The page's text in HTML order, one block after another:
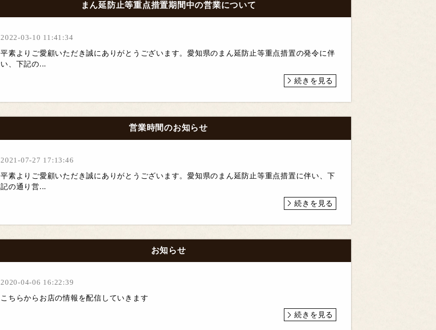
まん延防止等重点措置期間中の営業について
2022-03-10 11:41:34
平素よりご愛顧いただき誠にありがとうございます。愛知県のまん延防止等重点措置の発令に伴
い、下記の...
続きを見る
営業時間のお知らせ
2021-07-27 17:13:46
平素よりご愛顧いただき誠にありがとうございます。愛知県のまん延防止等重点措置に伴い、下
記の通り営...
続きを見る
お知らせ
2020-04-06 16:22:39
こちらからお店の情報を配信していきます
続きを見る